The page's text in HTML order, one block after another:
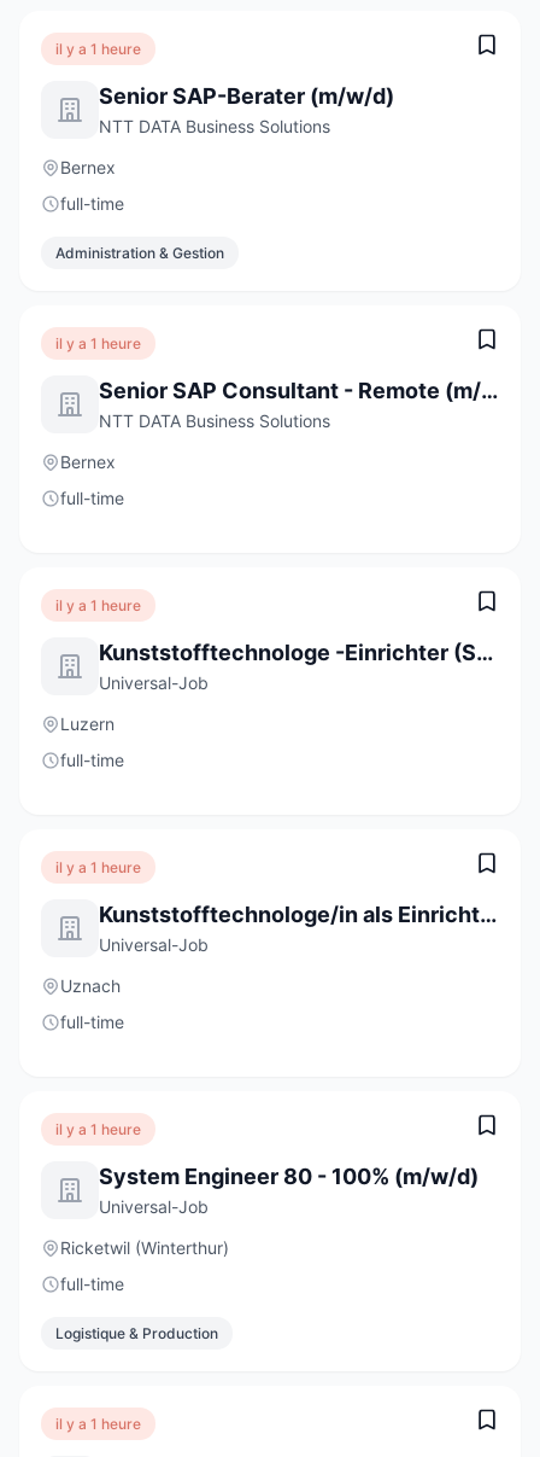
il y a 1 heure
Senior SAP-Berater (m/w/d)
NTT DATA Business Solutions
Bernex
full-time
Administration & Gestion
il y a 1 heure
Senior SAP Consultant - Remote (m/w/d)
NTT DATA Business Solutions
Bernex
full-time
il y a 1 heure
Kunststofftechnologe -Einrichter (Spritzguss) 100% (m/w/d)
Universal-Job
Luzern
full-time
il y a 1 heure
Kunststofftechnologe/in als Einrichter/in im Mehrschichtbetrieb 100%
Universal-Job
Uznach
full-time
il y a 1 heure
System Engineer 80 - 100% (m/w/d)
Universal-Job
Ricketwil (Winterthur)
full-time
Logistique & Production
il y a 1 heure